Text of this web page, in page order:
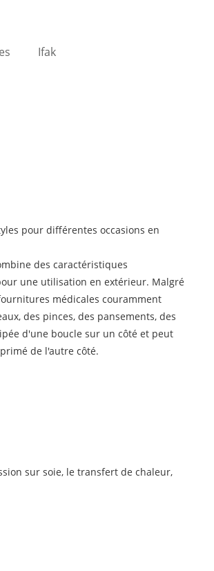
Ifak
pour différentes occasions en
des caractéristiques
une utilisation en extérieur. Malgré
médicales couramment
des pinces, des pansements, des
d'une boucle sur un côté et peut
de l'autre côté.
sur soie, le transfert de chaleur,